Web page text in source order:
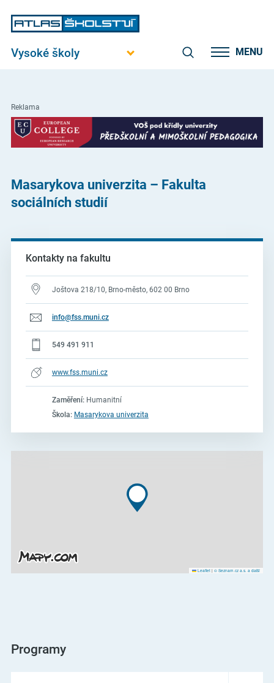
Vysoké školy MENU
Reklama
Masarykova univerzita – Fakulta
sociálních studií
Kontakty na fakultu
Joštova 218/10, Brno-město, 602 00 Brno
info@fss.muni.cz
549 491 911
www.fss.muni.cz
Zaměření:Humanitní
Škola: Masarykova univerzita
Leaflet | © Seznam.cz a.s. a další
Programy